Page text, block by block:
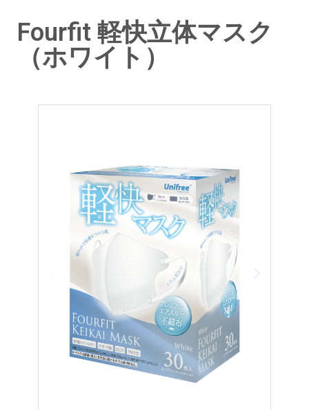
Fourfit 軽快立体マスク
（ホワイト）